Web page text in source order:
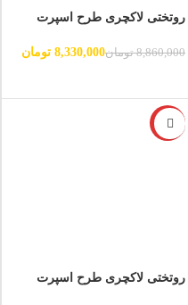
روتختی لاکچری طرح اسپرت
8,860,000 تومان8,330,000 تومان
-6%
روتختی لاکچری طرح اسپرت